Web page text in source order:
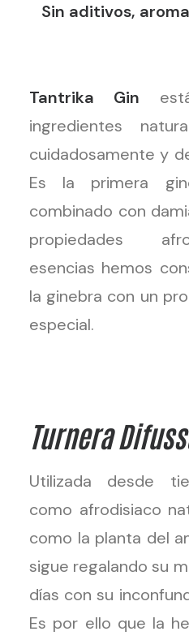
Sin aditivos,
Tantrika Gin
ingredientes
cuidadosamente y
Es la primera
combinado con
propiedades
esencias hemos
la ginebra con un
especial.
Turnera
Utilizada desde
como afrodisiaco
como la planta del
sigue regalando su
días con su
Es por ello que la